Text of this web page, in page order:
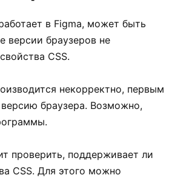
в Figma, может быть
версии браузеров не
CSS.
некорректно, первым
браузера. Возможно,
проверить, поддерживает ли
CSS. Для этого можно